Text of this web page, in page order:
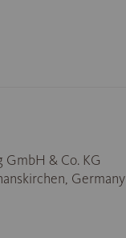
& Co. KG
Germany